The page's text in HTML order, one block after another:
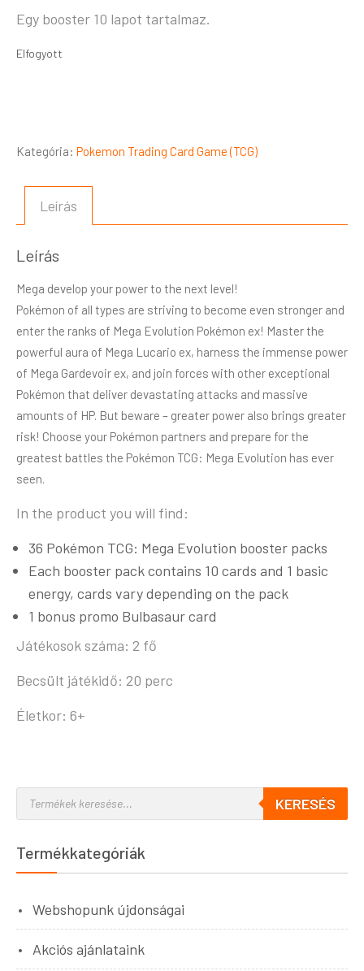
Egy booster 10 lapot tartalmaz.
Elfogyott
Kategória: Pokemon Trading Card Game (TCG)
Leírás
Leírás
Mega develop your power to the next level!
Pokémon of all types are striving to become even stronger and
enter the ranks of Mega Evolution Pokémon ex! Master the
powerful aura of Mega Lucario ex, harness the immense power
of Mega Gardevoir ex, and join forces with other exceptional
Pokémon that deliver devastating attacks and massive
amounts of HP. But beware – greater power also brings greater
risk! Choose your Pokémon partners and prepare for the
greatest battles the Pokémon TCG: Mega Evolution has ever
seen.
In the product you will find:
36 Pokémon TCG: Mega Evolution booster packs
Each booster pack contains 10 cards and 1 basic
energy, cards vary depending on the pack
1 bonus promo Bulbasaur card
Játékosok száma: 2 fő
Becsült játékidő: 20 perc
Életkor: 6+
KERESÉS
Termékkategóriák
Webshopunk újdonságai
Akciós ajánlataink